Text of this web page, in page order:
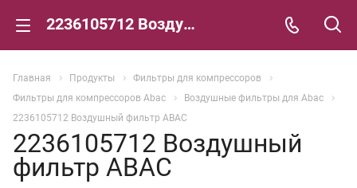
2236105712 Воздушный фильтр ABAC
Главная Продукты
Фильтры для компрессоров
Фильтры для компрессоров Abac
Воздушные фильтры для Abac
2236105712 Воздушный фильтр ABAC
2236105712 Воздушный
фильтр ABAC